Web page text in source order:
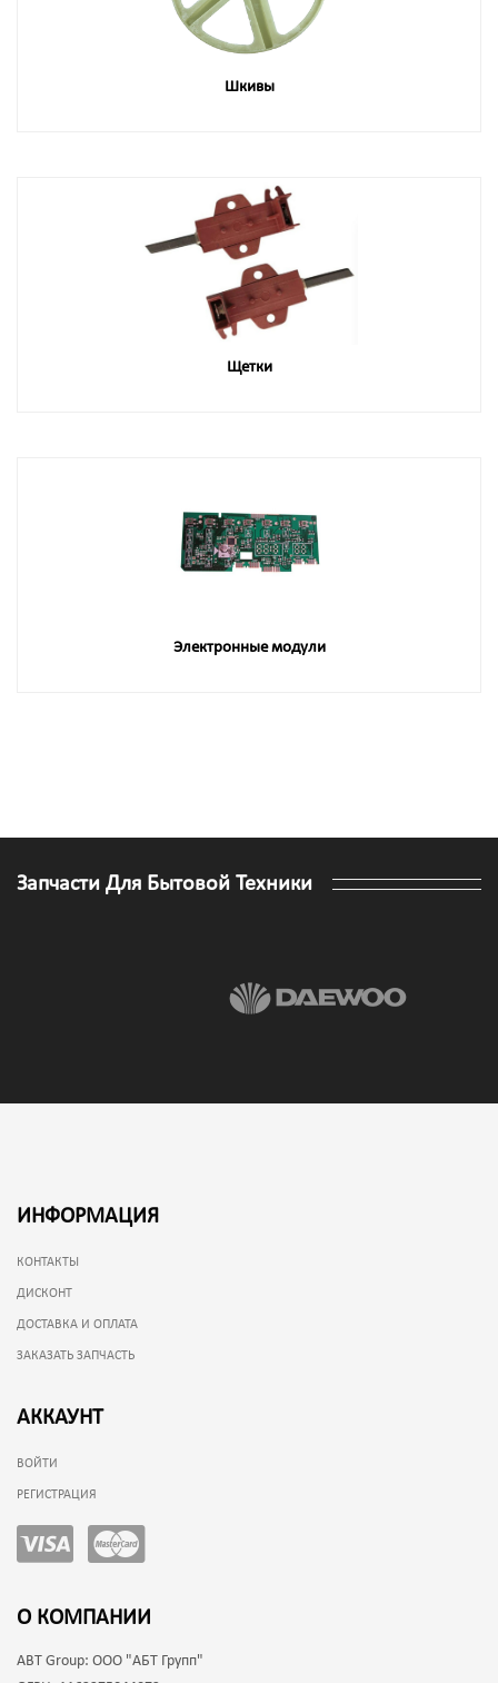
Шкивы
Щетки
Электронные модули
Запчасти Для Бытовой Техники
ИНФОРМАЦИЯ
КОНТАКТЫ
ДИСКОНТ
ДОСТАВКА И ОПЛАТА
ЗАКАЗАТЬ ЗАПЧАСТЬ
АККАУНТ
ВОЙТИ
РЕГИСТРАЦИЯ
О КОМПАНИИ
ABT Group: ООО "АБТ Групп"